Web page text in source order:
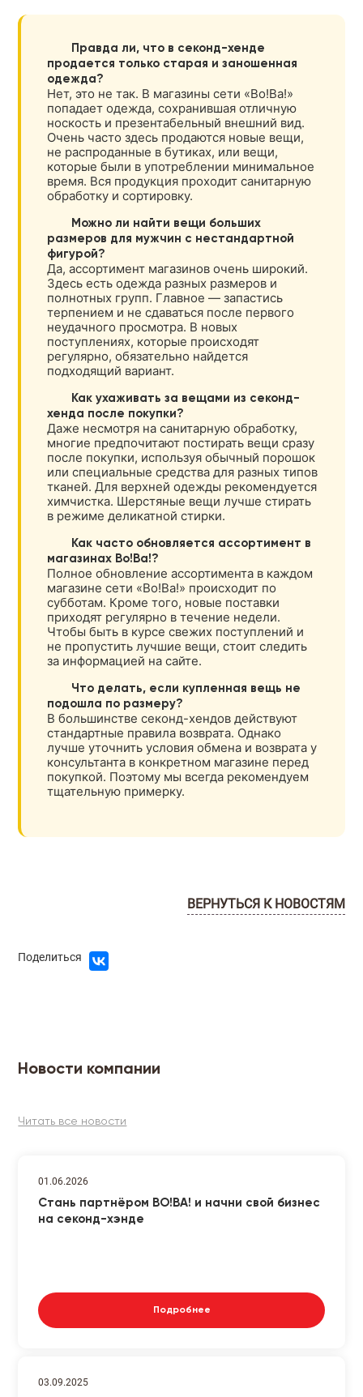
Правда ли, что в секонд-хенде
продается только старая и заношенная
одежда?
Нет, это не так. В магазины сети «Во!Ва!»
попадает одежда, сохранившая отличную
носкость и презентабельный внешний вид.
Очень часто здесь продаются новые вещи,
не распроданные в бутиках, или вещи,
которые были в употреблении минимальное
время. Вся продукция проходит санитарную
обработку и сортировку.
Можно ли найти вещи больших
размеров для мужчин с нестандартной
фигурой?
Да, ассортимент магазинов очень широкий.
Здесь есть одежда разных размеров и
полнотных групп. Главное — запастись
терпением и не сдаваться после первого
неудачного просмотра. В новых
поступлениях, которые происходят
регулярно, обязательно найдется
подходящий вариант.
Как ухаживать за вещами из секонд-
хенда после покупки?
Даже несмотря на санитарную обработку,
многие предпочитают постирать вещи сразу
после покупки, используя обычный порошок
или специальные средства для разных типов
тканей. Для верхней одежды рекомендуется
химчистка. Шерстяные вещи лучше стирать
в режиме деликатной стирки.
Как часто обновляется ассортимент в
магазинах Во!Ва!?
Полное обновление ассортимента в каждом
магазине сети «Во!Ва!» происходит по
субботам. Кроме того, новые поставки
приходят регулярно в течение недели.
Чтобы быть в курсе свежих поступлений и
не пропустить лучшие вещи, стоит следить
за информацией на сайте.
Что делать, если купленная вещь не
подошла по размеру?
В большинстве секонд-хендов действуют
стандартные правила возврата. Однако
лучше уточнить условия обмена и возврата у
консультанта в конкретном магазине перед
покупкой. Поэтому мы всегда рекомендуем
тщательную примерку.
ВЕРНУТЬСЯ К НОВОСТЯМ
Поделиться
Новости компании
Читать все новости
01.06.2026
Стань партнёром ВО!ВА! и начни свой бизнес
на секонд-хэнде
Подробнее
03.09.2025